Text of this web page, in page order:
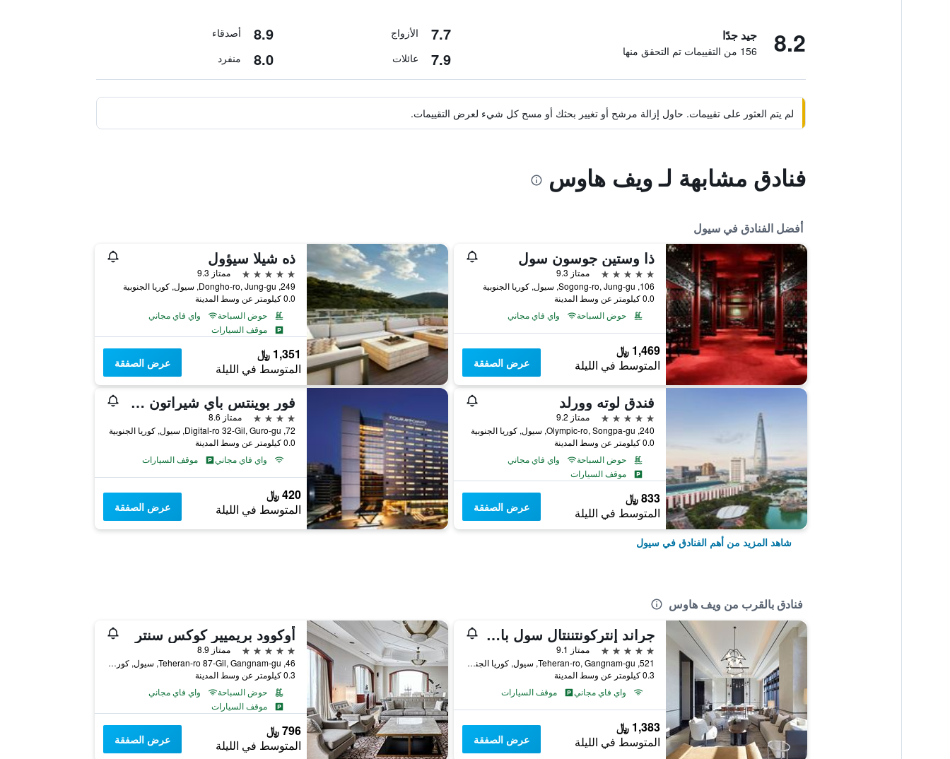
8.2 جيد جدًا
156 من التقييمات تم التحقق منها
7.7 الأزواج 8.9 أصدقاء
7.9 عائلات 8.0 منفرد
لم يتم العثور على تقييمات. حاول إزالة مرشح أو تغيير بحثك أو مسح كل شيء لعرض التقييمات.
فنادق مشابهة لـ ويف هاوس
أفضل الفنادق في سيول
ذا وستين جوسون سول
5 نجوم
ممتاز 9.3
106, Sogong-ro, Jung-gu, سيول, كوريا الجنوبية
0.0 كيلومتر عن وسط المدينة
حوض السباحة
واي فاي مجاني
1,469 ﷼
المتوسط في الليلة عرض الصفقة
ذه شيلا سيؤول
5 نجوم
ممتاز 9.3
249, Dongho-ro, Jung-gu, سيول, كوريا الجنوبية
0.0 كيلومتر عن وسط المدينة
حوض السباحة
واي فاي مجاني
موقف السيارات
1,351 ﷼
المتوسط في الليلة عرض الصفقة
فندق لوته وورلد
5 نجوم
ممتاز 9.2
240, Olympic-ro, Songpa-gu, سيول, كوريا الجنوبية
0.0 كيلومتر عن وسط المدينة
حوض السباحة
واي فاي مجاني
موقف السيارات
833 ﷼
المتوسط في الليلة عرض الصفقة
فور بوينتس باي شيراتون سول، جورو
4 نجوم
ممتاز 8.6
72, Digital-ro 32-Gil, Guro-gu, سيول, كوريا الجنوبية
0.0 كيلومتر عن وسط المدينة
واي فاي مجاني
موقف السيارات
420 ﷼
المتوسط في الليلة عرض الصفقة
شاهد المزيد من أهم الفنادق في سيول
فنادق بالقرب من ويف هاوس
جراند إنتركونتننتال سول بارناس باي آيتش جي
5 نجوم
ممتاز 9.1
521, Teheran-ro, Gangnam-gu, سيول, كوريا الجنوبية
0.3 كيلومتر عن وسط المدينة
واي فاي مجاني
موقف السيارات
1,383 ﷼
المتوسط في الليلة عرض الصفقة
أوكوود بريميير كوكس سنتر
5 نجوم
ممتاز 8.9
46, Teheran-ro 87-Gil, Gangnam-gu, سيول, كوريا الجنوبية
0.3 كيلومتر عن وسط المدينة
حوض السباحة
واي فاي مجاني
موقف السيارات
796 ﷼
المتوسط في الليلة عرض الصفقة